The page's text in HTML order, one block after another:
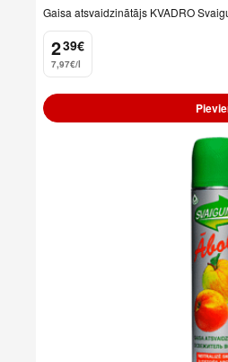
Gaisa atsvaidzinātājs KVADRO
2
. 39€
7,97€/l